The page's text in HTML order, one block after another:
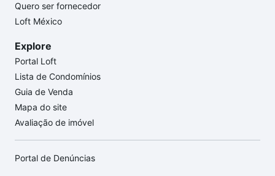
Quero ser fornecedor
Loft México
Explore
Portal Loft
Lista de Condomínios
Guia de Venda
Mapa do site
Avaliação de imóvel
Portal de Denúncias